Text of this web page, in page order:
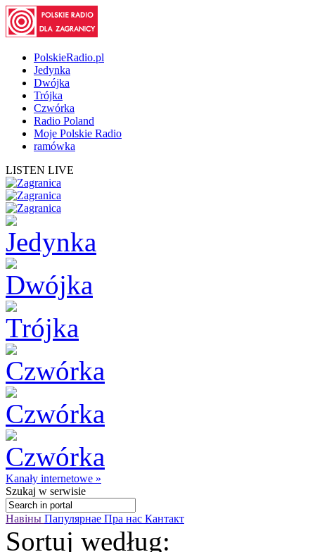
PolskieRadio.pl
Jedynka
Dwójka
Trójka
Czwórka
Radio Poland
Moje Polskie Radio
ramówka
LISTEN LIVE
Kanały internetowe »
Szukaj w serwisie
Навіны Папулярнае Пра нас Кантакт
Sortuj według: